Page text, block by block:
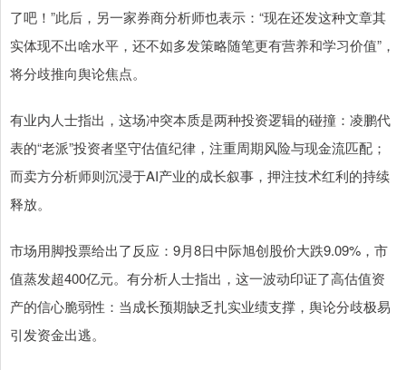
了吧！”此后，另一家券商分析师也表示：“现在还发这种文章其
实体现不出啥水平，还不如多发策略随笔更有营养和学习价值”，
将分歧推向舆论焦点。
有业内人士指出，这场冲突本质是两种投资逻辑的碰撞：凌鹏代
表的“老派”投资者坚守估值纪律，注重周期风险与现金流匹配；
而卖方分析师则沉浸于AI产业的成长叙事，押注技术红利的持续
释放。
市场用脚投票给出了反应：9月8日中际旭创股价大跌9.09%，市
值蒸发超400亿元。有分析人士指出，这一波动印证了高估值资
产的信心脆弱性：当成长预期缺乏扎实业绩支撑，舆论分歧极易
引发资金出逃。